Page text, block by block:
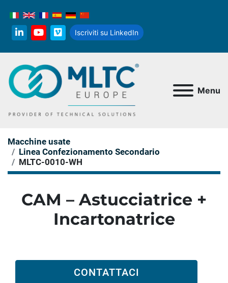
linkedinyoutube
vimeo
Iscriviti su LinkedIn
Menu
Macchine usate
Linea Confezionamento Secondario
MLTC-0010-WH
CAM – Astucciatrice +
Incartonatrice
CONTATTACI